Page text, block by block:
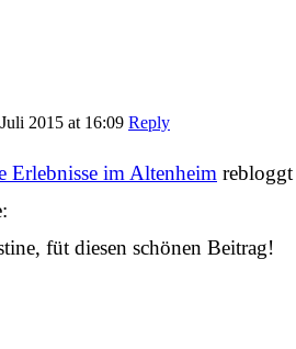
2015 at 16:09 Reply
Erlebnisse im Altenheim rebloggt
füt diesen schönen Beitrag!